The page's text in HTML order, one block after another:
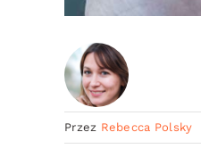
Przez Rebecca Polsky